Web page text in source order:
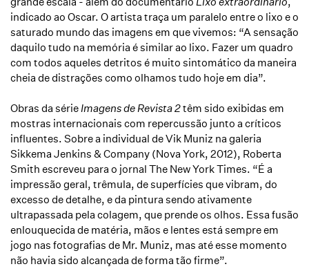
indicado ao Oscar. O artista traça um paralelo entre o lixo e o
saturado mundo das imagens em que vivemos: “A sensação
daquilo tudo na memória é similar ao lixo. Fazer um quadro
com todos aqueles detritos é muito sintomático da maneira
cheia de distrações como olhamos tudo hoje em dia”.
Obras da sérieImagens de Revista 2têm sido exibidas em
mostras internacionais com repercussão junto a críticos
influentes. Sobre a individual de Vik Muniz na galeria
Sikkema Jenkins & Company (Nova York, 2012), Roberta
Smith escreveu para o jornal The New York Times. “É a
impressão geral, trêmula, de superfícies que vibram, do
excesso de detalhe, e da pintura sendo ativamente
ultrapassada pela colagem, que prende os olhos. Essa fusão
enlouquecida de matéria, mãos e lentes está sempre em
jogo nas fotografias de Mr. Muniz, mas até esse momento
não havia sido alcançada de forma tão firme”.